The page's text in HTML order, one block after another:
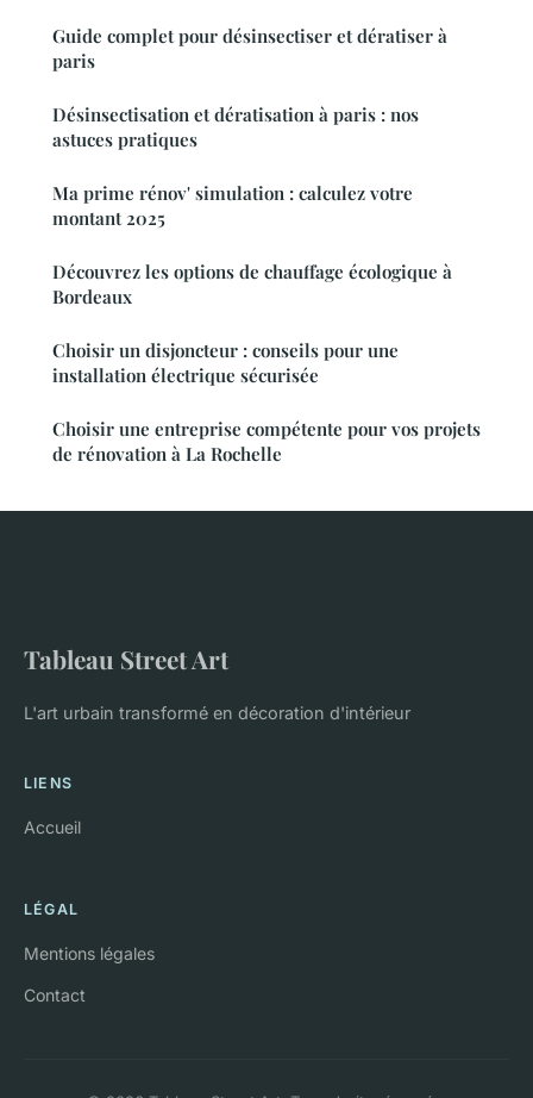
Guide complet pour désinsectiser et dératiser à
paris
Désinsectisation et dératisation à paris : nos
astuces pratiques
Ma prime rénov' simulation : calculez votre
montant 2025
Découvrez les options de chauffage écologique à
Bordeaux
Choisir un disjoncteur : conseils pour une
installation électrique sécurisée
Choisir une entreprise compétente pour vos projets
de rénovation à La Rochelle
Tableau Street Art
L'art urbain transformé en décoration d'intérieur
LIENS
Accueil
LÉGAL
Mentions légales
Contact